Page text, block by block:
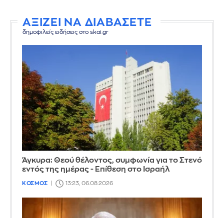
ΑΞΙΖΕΙ ΝΑ ΔΙΑΒΑΣΕΤΕ
δημοφιλείς ειδήσεις στο skai.gr
Άγκυρα: Θεού θέλοντος, συμφωνία για το Στενό
εντός της ημέρας - Επίθεση στο Ισραήλ
ΚΟΣΜΟΣ 13:23, 06.08.2026